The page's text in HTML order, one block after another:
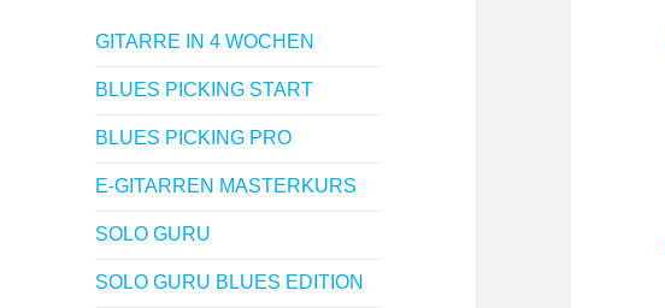
GITARRE IN 4 WOCHEN
BLUES PICKING START
BLUES PICKING PRO
E-GITARREN MASTERKURS
SOLO GURU
SOLO GURU BLUES EDITION